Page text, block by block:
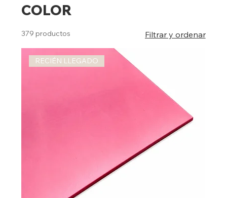
COLOR
379 productos Filtrar y ordenar
RECIÉN LLEGADO